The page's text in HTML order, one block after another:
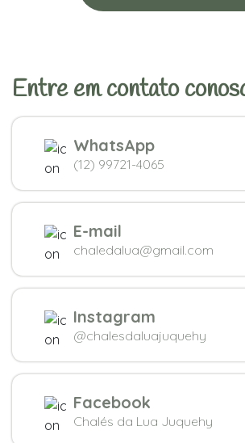
Entre em contato
WhatsApp
(12) 99721-4065
E-mail
chaledalua@gmail.com
Instagram
@chalesdaluajuquehy
Facebook
Chalés da Lua Juquehy